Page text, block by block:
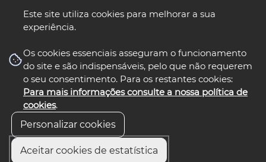
Este site utiliza cookies para melhorar a sua
experiência.
Os cookies essenciais asseguram o funcionamento
do site e são indispensáveis, pelo que não requerem
o seu consentimento. Para os restantes cookies:
Para mais informações consulte a nossa política de
cookies.
Personalizar cookies
Aceitar cookies de estatística
nos select language